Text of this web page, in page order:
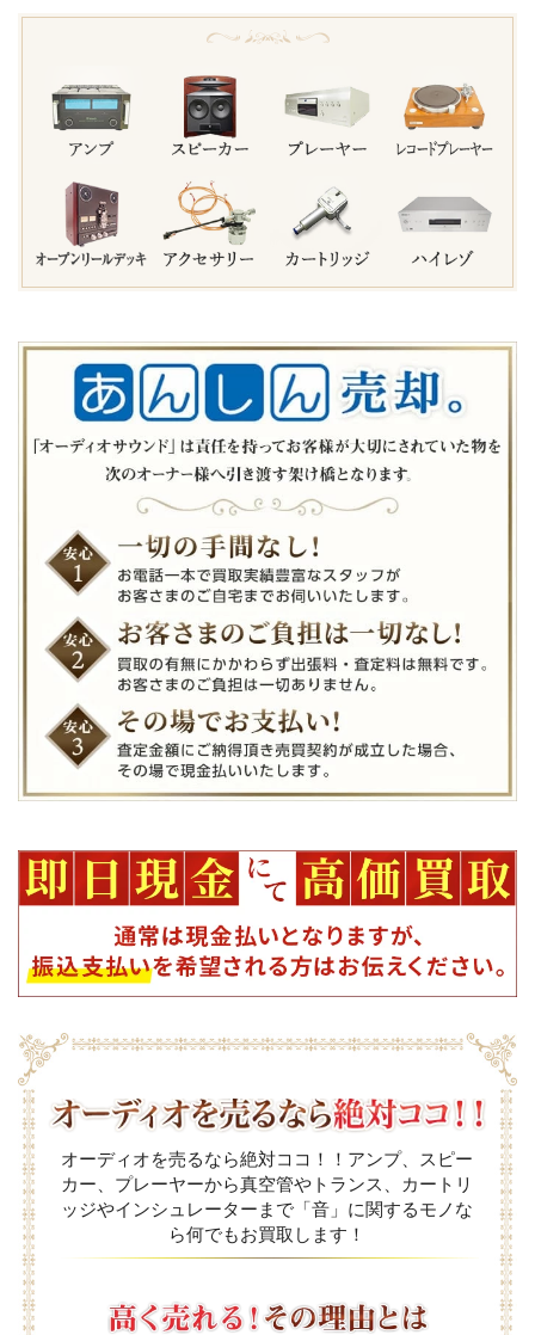
オーディオを売るなら絶対ココ！！アンプ、スピー
カー、プレーヤーから真空管やトランス、カートリ
ッジやインシュレーターまで「音」に関するモノな
ら何でもお買取します！